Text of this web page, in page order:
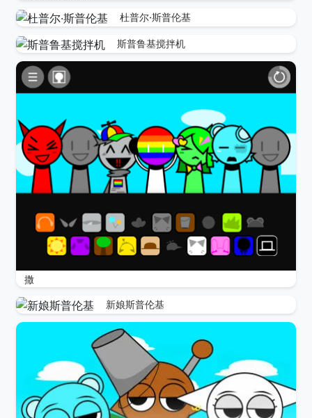
杜普尔·斯普伦基
斯普鲁基搅拌机
撒
新娘斯普伦基